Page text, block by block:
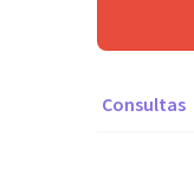
Consultas